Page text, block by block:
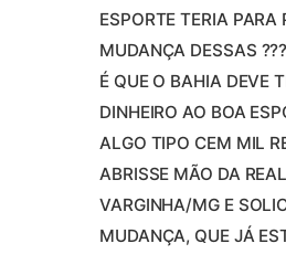
ESPORTE TERIA PARA
MUDANÇA DESSAS
É QUE O BAHIA DEVE
DINHEIRO AO BOA
ALGO TIPO CEM MIL
ABRISSE MÃO DA
VARGINHA/MG E
MUDANÇA, QUE JÁ